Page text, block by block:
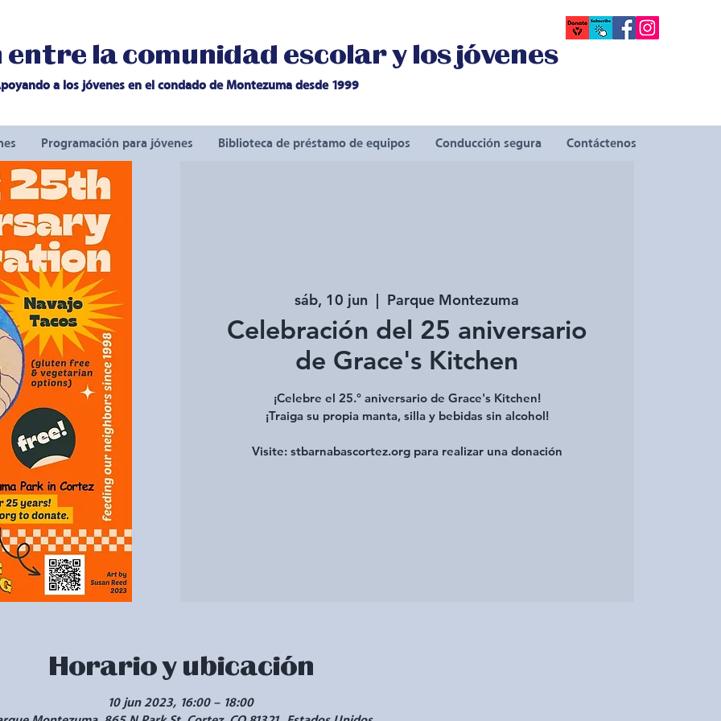
la comunidad escolar y los jóvenes
a los jóvenes en el condado de Montezuma desde 1999
Programación para jóvenes Biblioteca de préstamo de equipos Conducción segura Contáctenos
sáb, 10 jun
  |
Parque Montezuma
Celebración del 25 aniversario
de Grace's Kitchen
¡Celebre el 25.° aniversario de Grace's Kitchen!
¡Traiga su propia manta, silla y bebidas sin alcohol!
Visite: stbarnabascortez.org para realizar una donación
Horario y ubicación
10 jun 2023, 16:00 – 18:00